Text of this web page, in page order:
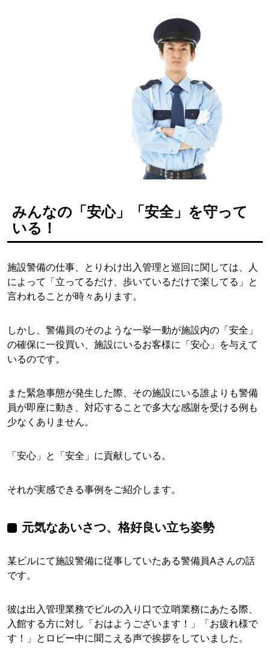
みんなの「安心」「安全」を守って
いる！
施設警備の仕事、とりわけ出入管理と巡回に関しては、人
によって「立ってるだけ、歩いているだけで楽してる」と
言われることが時々あります。
しかし、警備員のそのような一挙一動が施設内の「安全」
の確保に一役買い、施設にいるお客様に「安心」を与えて
いるのです。
また緊急事態が発生した際、その施設にいる誰よりも警備
員が即座に動き、対応することで多大な感謝を受ける例も
少なくありません。
「安心」と「安全」に貢献している。
それが実感できる事例をご紹介します。
元気なあいさつ、格好良い立ち姿勢
某ビルにて施設警備に従事していたある警備員Aさんの話
です。
彼は出入管理業務でビルの入り口で立哨業務にあたる際、
入館する方に対し「おはようございます！」「お疲れ様で
す！」とロビー中に聞こえる声で挨拶をしていました。